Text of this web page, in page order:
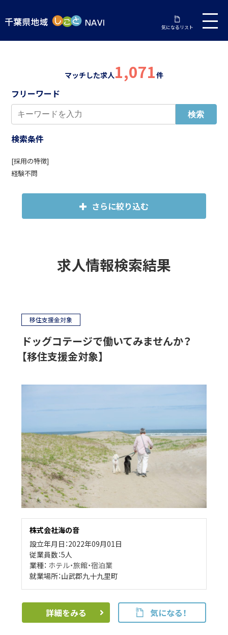
気になるリスト
マッチした求人1,071件
フリーワード
検索条件
[採用の特徴]
経験不問
さらに絞り込む
求人情報検索結果
移住支援金対象
ドッグコテージで働いてみませんか？
【移住支援金対象】
株式会社海の音
設立年月日：2022年09月01日
従業員数：5人
業種： ホテル・旅館・宿泊業
就業場所：山武郡九十九里町
詳細をみる 気になる！